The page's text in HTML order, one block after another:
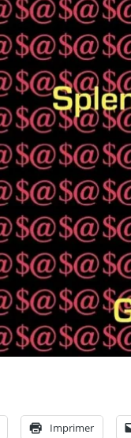
Imprimer